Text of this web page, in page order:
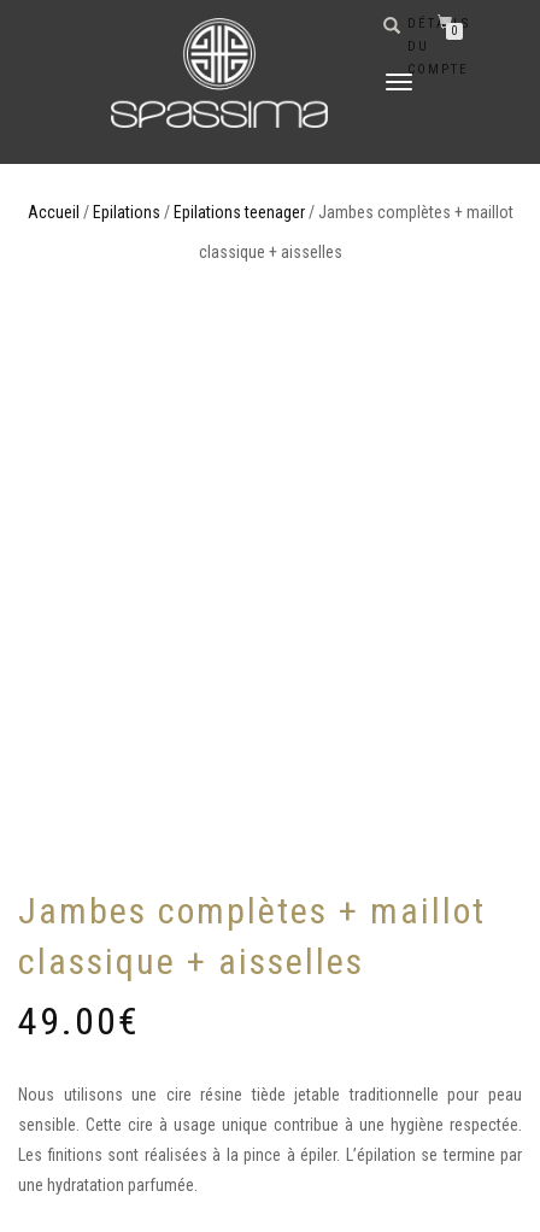
DÉPLIER
DÉTAILS
DU
COMPTE
0
Accueil / Epilations / Epilations teenager/ Jambes complètes + maillot
classique + aisselles
Jambes complètes + maillot
classique + aisselles
49.00€
Nous utilisons une cire résine tiède jetable traditionnelle pour peau
sensible. Cette cire à usage unique contribue à une hygiène respectée.
Les finitions sont réalisées à la pince à épiler. L’épilation se termine par
une hydratation parfumée.